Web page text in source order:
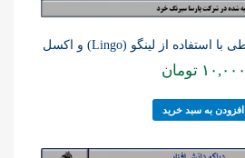
۱۰,۰۰۰ تومان
افزودن به سبد خرید